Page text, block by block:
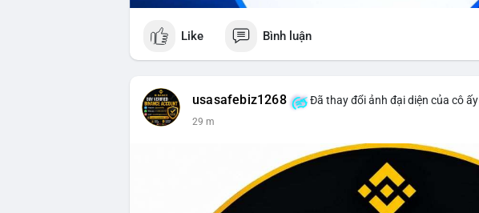
Like Bình luận
usasafebiz1268 Đã thay đổi ảnh đại diện của cô ấy
29 m